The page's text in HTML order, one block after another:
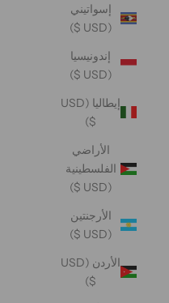
إسواتيني
(USD $)
إندونيسيا
(USD $)
إيطاليا (USD
$)
الأراضي
الفلسطينية
(USD $)
الأرجنتين
(USD $)
الأردن (USD
$)